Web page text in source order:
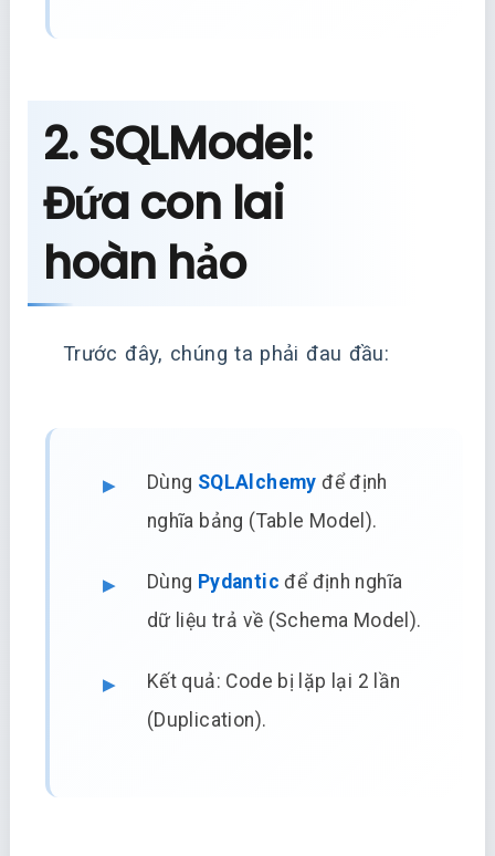
2. SQLModel:
Đứa con lai
hoàn hảo
Trước đây, chúng ta phải đau đầu:
Dùng SQLAlchemy để định
nghĩa bảng (Table Model).
Dùng Pydantic để định nghĩa
dữ liệu trả về (Schema Model).
Kết quả: Code bị lặp lại 2 lần
(Duplication).